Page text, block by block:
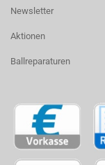
Newsletter
Aktionen
Ballreparaturen